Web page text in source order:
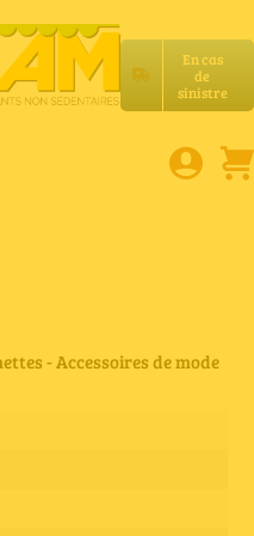
En cas
de
sinistre
- Accessoires de mode